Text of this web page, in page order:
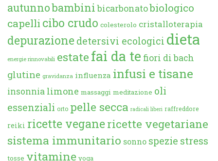
autunnobambini bicarbonatobiologico
capelli cibo crudo colesterolo cristalloterapia
depurazione detersivi ecologici dieta
energie rinnovabili estate fai da te fiori di bach
glutine gravidanza influenza infusi e tisane
insonnia limone massaggi meditazione oli
essenziali orto pelle secca radicali liberi raffreddore
reiki ricette veganericette vegetariane
sistema immunitario sonno spezie stress
tosse vitamine yoga